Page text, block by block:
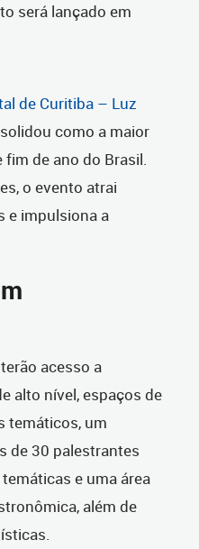
será lançado em
de Curitiba – Luz
como a maior
de ano do Brasil.
o evento atrai
e impulsiona a
acesso a
alto nível, espaços de
temáticos, um
de 30 palestrantes
e uma área
além de